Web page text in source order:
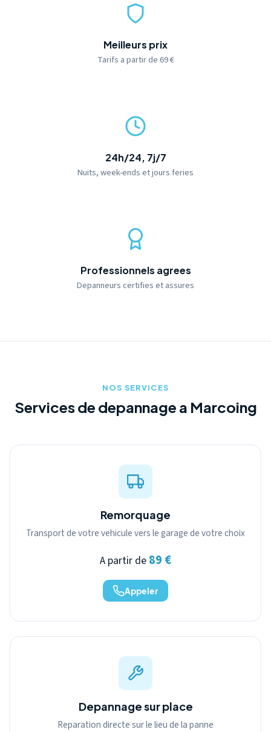
Meilleurs prix
Tarifs a partir de 69 €
24h/24, 7j/7
Nuits, week-ends et jours feries
Professionnels agrees
Depanneurs certifies et assures
NOS SERVICES
Services de depannage a Marcoing
Remorquage
Transport de votre vehicule vers le garage de votre choix
A partir de 89 €
Appeler
Depannage sur place
Reparation directe sur le lieu de la panne